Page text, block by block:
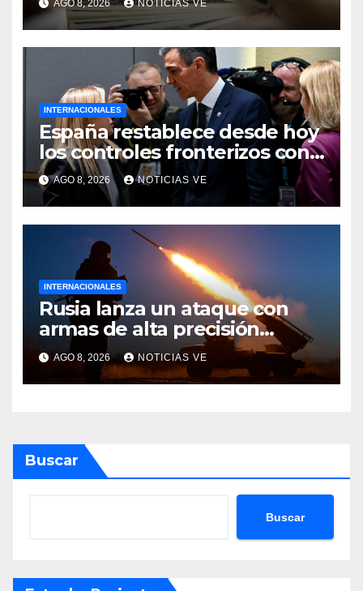
seguridad
AGO 8, 2026 NOTICIAS VE
INTERNACIONALES
España restablece desde hoy
los controles fronterizos con
Italia tras el rechazo de Roma
a retirar las restricciones
AGO 8, 2026 NOTICIAS VE
INTERNACIONALES
Rusia lanza un ataque con
armas de alta precisión
contra la industria militar en
Kiev
AGO 8, 2026 NOTICIAS VE
Buscar
Buscar